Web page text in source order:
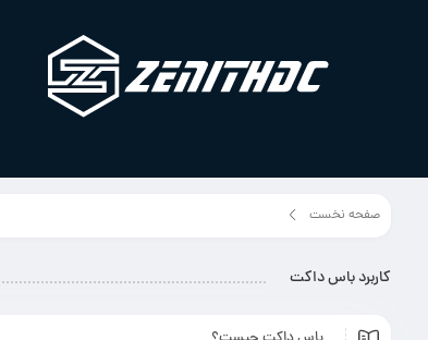
صفحه نخست
کاربرد باس داکت